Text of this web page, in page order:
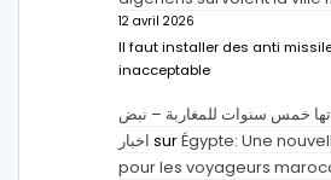
12 avril 2026
Il faut installer des anti
inacceptable
خمس سنوات للمغاربة – نبض
اخبار surÉgypte: Une
pour les voyageurs